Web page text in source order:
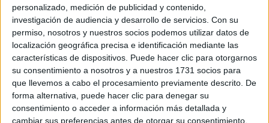
personalizado, medición de publicidad y contenido,
investigación de audiencia y desarrollo de servicios. Con su
permiso, nosotros y nuestros socios podemos utilizar datos de
localización geográfica precisa e identificación mediante las
características de dispositivos. Puede hacer clic para otorgarnos
su consentimiento a nosotros y a nuestros 1731 socios para
que llevemos a cabo el procesamiento previamente descrito. De
forma alternativa, puede hacer clic para denegar su
consentimiento o acceder a información más detallada y
cambiar sus preferencias antes de otorgar su consentimiento.
Según los especialistas, el momento ideal para aplicar un
producto convitamina Ces durante lamañana.
at Redacción Marie Claire
GALERÍA DE IMÁGENES